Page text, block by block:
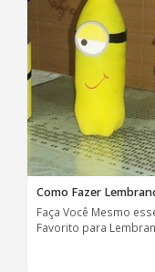
Como Fazer
Faça Você Mesmo
Favorito para